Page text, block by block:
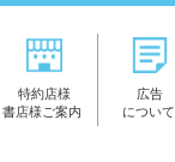
特約店様
書店様ご案内
広告
について